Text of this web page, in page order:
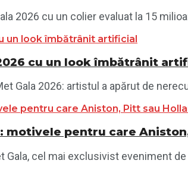
2026 cu un colier evaluat la 15
cu un look îmbătrânit
Gala 2026: artistul a apărut de
motivele pentru care
Gala, cel mai exclusivist eveniment